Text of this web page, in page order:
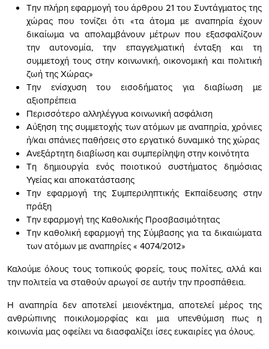
Την πλήρη εφαρμογή του άρθρου 21 του Συντάγματος της
χώρας που τονίζει ότι «τα άτομα με αναπηρία έχουν
δικαίωμα να απολαμβάνουν μέτρων που εξασφαλίζουν
την αυτονομία, την επαγγελματική ένταξη και τη
συμμετοχή τους στην κοινωνική, οικονομική και πολιτική
ζωή της Χώρας»
Την ενίσχυση του εισοδήματος για διαβίωση με
αξιοπρέπεια
Περισσότερο αλληλέγγυα κοινωνική ασφάλιση
Αύξηση της συμμετοχής των ατόμων με αναπηρία, χρόνιες
ή/και σπάνιες παθήσεις στο εργατικό δυναμικό της χώρας
Ανεξάρτητη διαβίωση και συμπερίληψη στην κοινότητα
Τη δημιουργία ενός ποιοτικού συστήματος δημόσιας
Υγείας και αποκατάστασης
Την εφαρμογή της Συμπεριληπτικής Εκπαίδευσης στην
πράξη
Την εφαρμογή της Καθολικής Προσβασιμότητας
Την καθολική εφαρμογή της Σύμβασης για τα δικαιώματα
των ατόμων με αναπηρίες « 4074/2012»
Καλούμε όλους τους τοπικούς φορείς, τους πολίτες, αλλά και
την πολιτεία να σταθούν αρωγοί σε αυτήν την προσπάθεια.
Η αναπηρία δεν αποτελεί μειονέκτημα, αποτελεί μέρος της
ανθρώπινης ποικιλομορφίας και μια υπενθύμιση πως η
κοινωνία μας οφείλει να διασφαλίζει ίσες ευκαιρίες για όλους.